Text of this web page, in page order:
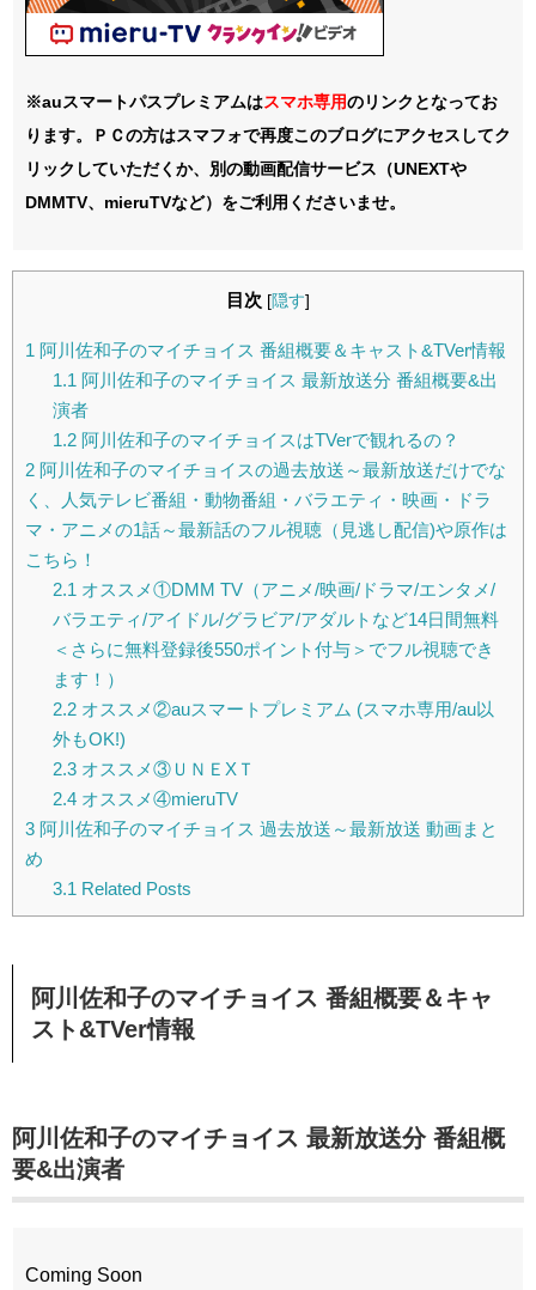
※auスマートパスプレミアムはスマホ専用のリンクとなってお
ります。ＰＣの方はスマフォで再度このブログにアクセスしてク
リックしていただくか、別の動画配信サービス（UNEXTや
DMMTV、mieruTVなど）をご利用くださいませ。
目次 [隠す]
1 阿川佐和子のマイチョイス 番組概要＆キャスト&TVer情報
1.1 阿川佐和子のマイチョイス 最新放送分 番組概要&出
演者
1.2阿川佐和子のマイチョイスはTVerで観れるの？
2 阿川佐和子のマイチョイスの過去放送～最新放送だけでな
く、人気テレビ番組・動物番組・バラエティ・映画・ドラ
マ・アニメの1話～最新話のフル視聴（見逃し配信)や原作は
こちら！
2.1 オススメ①DMM TV（アニメ/映画/ドラマ/エンタメ/
バラエティ/アイドル/グラビア/アダルトなど14日間無料
＜さらに無料登録後550ポイント付与＞でフル視聴でき
ます！）
2.2オススメ②auスマートプレミアム (スマホ専用/au以
外もOK!)
2.3オススメ③ＵＮＥXＴ
2.4オススメ④mieruTV
3 阿川佐和子のマイチョイス 過去放送～最新放送 動画まと
め
3.1 Related Posts
阿川佐和子のマイチョイス 番組概要＆キャ
スト&TVer情報
阿川佐和子のマイチョイス 最新放送分 番組概
要&出演者
Coming Soon